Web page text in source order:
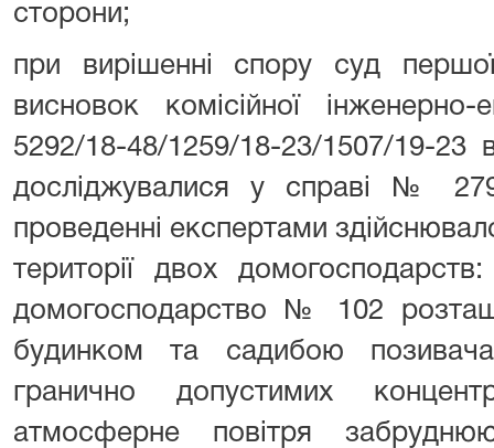
сторони;
при вирішенні спору суд
висновок комісійної
5292/18-48/1259/18-23/1507/19-23
досліджувалися у справі №
проведенні експертами
території двох
домогосподарство № 102
будинком та садибою
гранично допустимих
атмосферне повітря